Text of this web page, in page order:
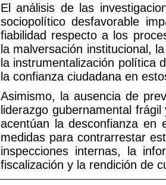
El análisis de las
sociopolítico desfavorable
fiabilidad respecto a los
la malversación institucional,
la instrumentalización política
la confianza ciudadana en
Asimismo, la ausencia de
liderazgo gubernamental
acentúan la desconfianza en
medidas para contrarrestar
inspecciones internas, la
fiscalización y la rendición de